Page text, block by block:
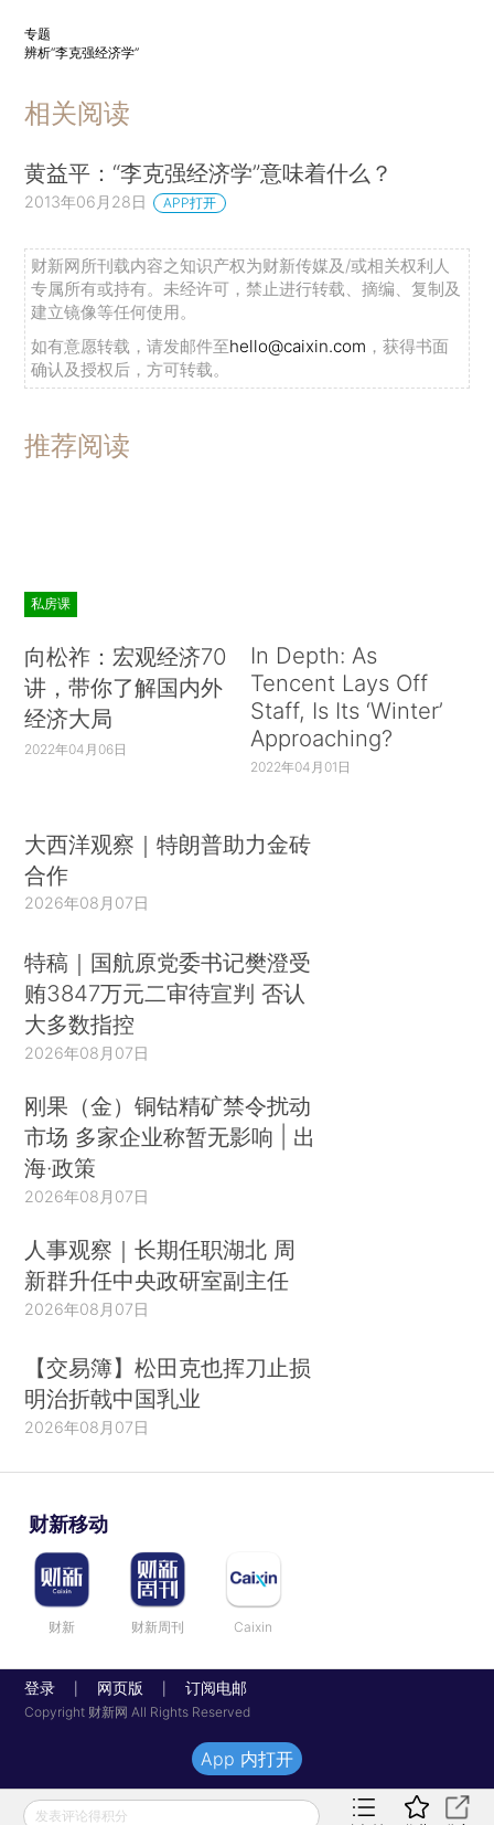
专题
辨析“李克强经济学”
相关阅读
黄益平：“李克强经济学”意味着什么？
2013年06月28日 APP打开
财新网所刊载内容之知识产权为财新传媒及/或相关权利人
专属所有或持有。未经许可，禁止进行转载、摘编、复制及
建立镜像等任何使用。
如有意愿转载，请发邮件至hello@caixin.com ，获得书面
确认及授权后，方可转载。
推荐阅读
私房课
向松祚：宏观经济70
讲，带你了解国内外
经济大局
2022年04月06日
In Depth: As
Tencent Lays Off
Staff, Is Its ‘Winter’
Approaching?
2022年04月01日
大西洋观察｜特朗普助力金砖
合作
2026年08月07日
特稿｜国航原党委书记樊澄受
贿3847万元二审待宣判 否认
大多数指控
2026年08月07日
刚果（金）铜钴精矿禁令扰动
市场 多家企业称暂无影响 | 出
海·政策
2026年08月07日
人事观察｜长期任职湖北 周
新群升任中央政研室副主任
2026年08月07日
【交易簿】松田克也挥刀止损
明治折戟中国乳业
2026年08月07日
财新移动
财新 财新周刊 Caixin
登录 网页版 订阅电邮
Copyright 财新网 All Rights Reserved
发表评论得积分
App 内打开